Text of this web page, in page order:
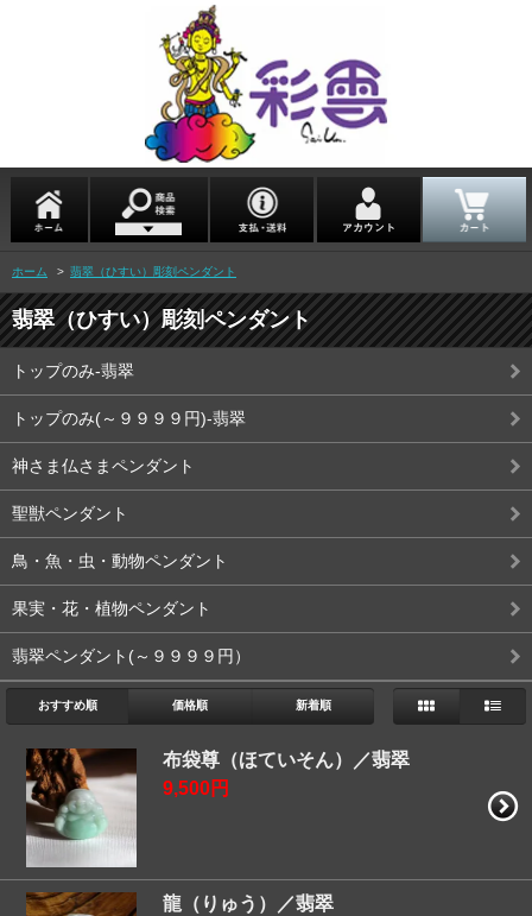
ホーム > 翡翠（ひすい）彫刻ペンダント
翡翠（ひすい）彫刻ペンダント
トップのみ-翡翠
トップのみ(～９９９９円)-翡翠
神さま仏さまペンダント
聖獣ペンダント
鳥・魚・虫・動物ペンダント
果実・花・植物ペンダント
翡翠ペンダント(～９９９９円）
おすすめ順 価格順 新着順
布袋尊（ほていそん）／翡翠
9,500円
龍（りゅう）／翡翠